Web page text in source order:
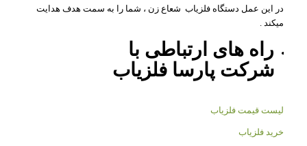
در این عمل دستگاه فلزیاب شعاع زن ، شما را به سمت هدف هدایت
میکند .
راه های ارتباطی با
شرکت پارسا فلزیاب
لیست قیمت فلزیاب
خرید فلزیاب